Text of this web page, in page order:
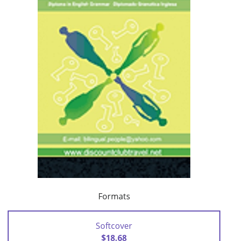
Formats
Softcover
$18.68